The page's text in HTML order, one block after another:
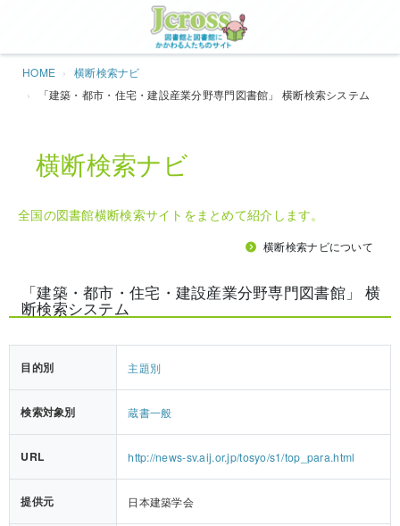
HOME
横断検索ナビ
「建築・都市・住宅・建設産業分野専門図書館」 横断検索システム
横断検索ナビ
全国の図書館横断検索サイトをまとめて紹介します。
横断検索ナビについて
「建築・都市・住宅・建設産業分野専門図書館」 横
断検索システム
目的別 主題別
検索対象別 蔵書一般
URL http://news-sv.aij.or.jp/tosyo/s1/top_para.html
提供元 日本建築学会